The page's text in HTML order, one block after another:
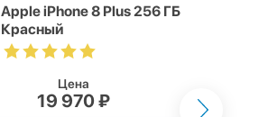
Apple iPhone 8 Plus 256 ГБ
Красный
Цена
19 970 ₽